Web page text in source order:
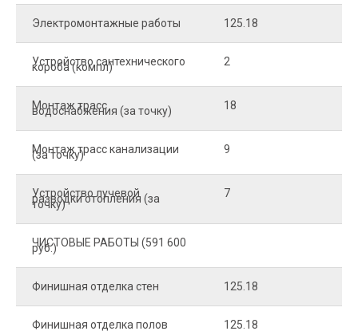
Электромонтажные работы 125.18
Устройство сантехнического
короба (компл) 2
Монтаж трасс
водоснабжения (за точку) 18
Монтаж трасс канализации
(за точку) 9
Устройство лучевой
разводки отопления (за
точку)
7
ЧИСТОВЫЕ РАБОТЫ (591 600
руб.)
Финишная отделка стен 125.18
Финишная отделка полов 125.18